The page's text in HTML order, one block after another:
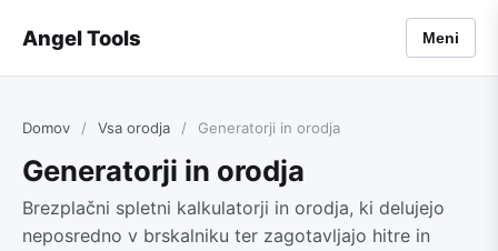
Angel Tools Meni
Domov / Vsa orodja / Generatorji in orodja
Generatorji in orodja
Brezplačni spletni kalkulatorji in orodja, ki delujejo
neposredno v brskalniku ter zagotavljajo hitre in